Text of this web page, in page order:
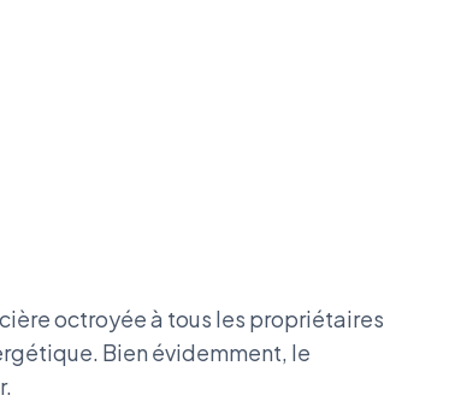
octroyée à tous les propriétaires
Bien évidemment, le